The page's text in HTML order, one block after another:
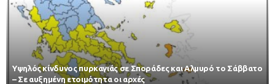
Υψηλός κίνδυνος πυρκαγιάς σε Σποράδες και Αλμυρό το Σάββατο
– Σε αυξημένη ετοιμότητα οι αρχές